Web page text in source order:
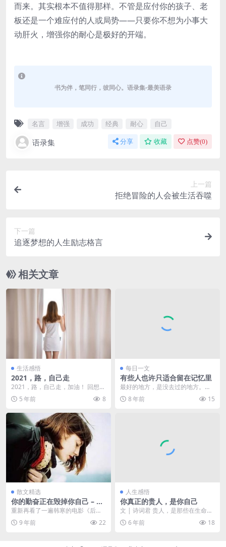
而来。其实根本不值得那样。不管是应付你的孩子、老
板还是一个难应付的人或局势——只要你不想为小事大
动肝火，增强你的耐心是极好的开端。
书为伴，笔同行，彼同心。语录集-最美语录
名言 增强 成功 经典 耐心 自己
语录集 分享 收藏 点赞(0)
上一篇
拒绝冒险的人会被生活吞噬
下一篇
追逐梦想的人生励志格言
相关文章
生活感悟
2021，路，自己走
2021，路，自己走，加油！ 回想曾
经走过的路，想想还未走过的路，
看看即将要走的...
5 年前 8
每日一文
有些人也许只适合留在记忆里
最好的地方，是没去过的地方。最
好的时光，是回不来的时光。 都
希望在...
8 年前 15
散文精选
你的勤奋正在毁掉你自己 – 国
馆
重新再看了一遍韩寒的电影《后悔
无期》，江河和浩汉走进了一片沙
漠，茫茫戈壁，在他们...
9 年前 22
人生感悟
你真正的贵人，是你自己
文 | 诗词君 贵人，是那些在生命中
给了你重要帮助的人。 可能是在你
艰难困苦的时...
6 年前 18